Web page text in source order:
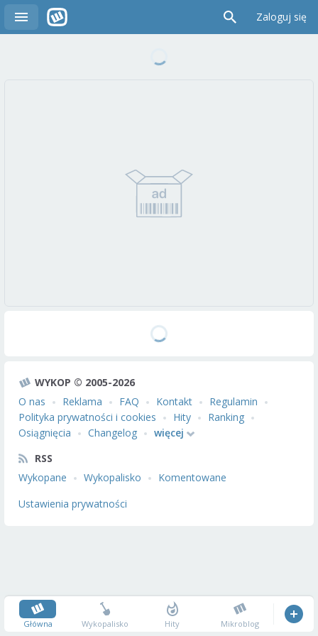
Zaloguj się
WYKOP © 2005-2026
O nas
Reklama FAQ Kontakt
Regulamin
Polityka prywatności i cookies
Hity
Ranking
Osiągnięcia
Changelog
więcej
RSS
Wykopane
Wykopalisko
Komentowane
Ustawienia prywatności
Główna Wykopalisko Hity Mikroblog